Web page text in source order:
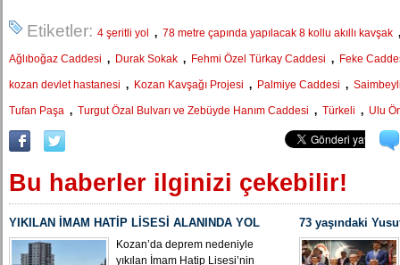
Etiketler: 4 şeritli yol , 78 metre çapında yapılacak 8 kollu akıllı kavşak
Ağlıboğaz Caddesi , Durak Sokak , Fehmi Özel Türkay Caddesi , Feke
kozan devlet hastanesi , Kozan Kavşağı Projesi , Palmiye Caddesi ,
Tufan Paşa , Turgut Özal Bulvarı ve Zebüyde Hanım Caddesi , Türkeli , Ulu
Bu haberler ilginizi çekebilir!
YIKILAN İMAM HATİP LİSESİ ALANINDA YOL
ÇALIŞMASI BAŞLADIKozan’da deprem nedeniyle
yıkılan İmam Hatip Lisesi’nin
73 yaşındaki
Yeniden MHP